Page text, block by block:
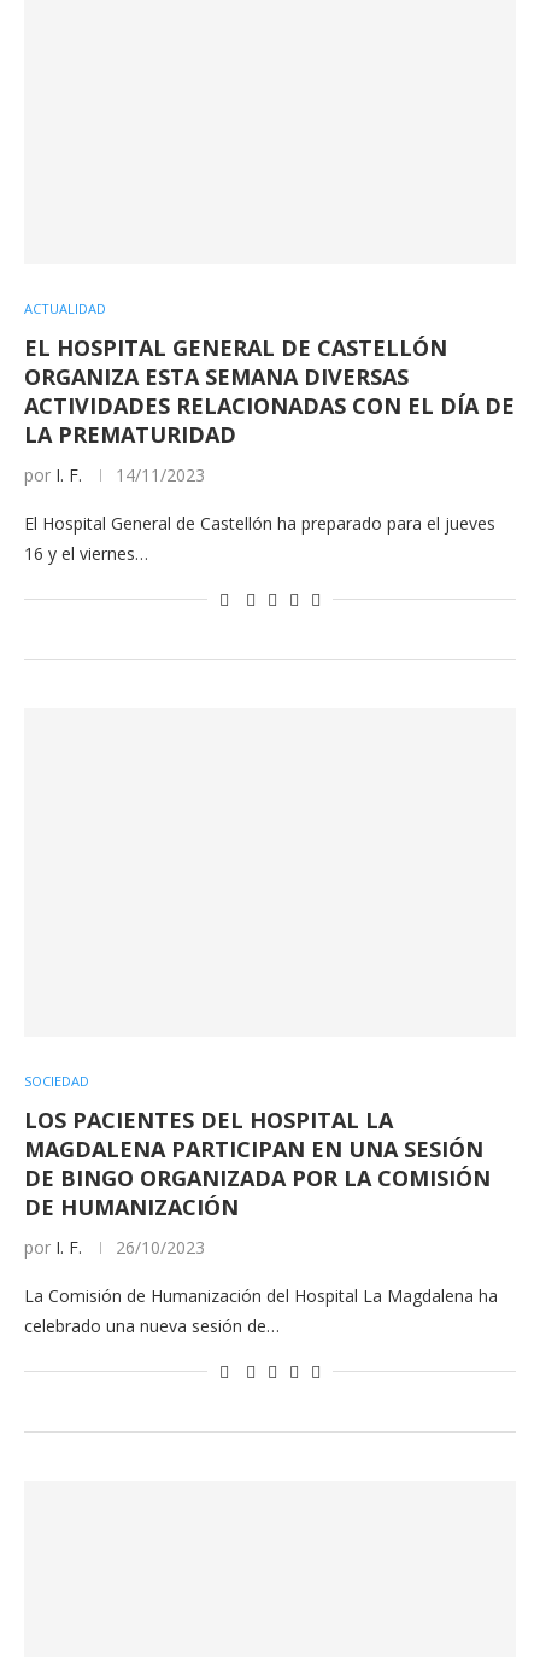
ACTUALIDAD
EL HOSPITAL GENERAL DE CASTELLÓN
ORGANIZA ESTA SEMANA DIVERSAS
ACTIVIDADES RELACIONADAS CON EL DÍA DE
LA PREMATURIDAD
por I. F. 14/11/2023
El Hospital General de Castellón ha preparado para el jueves
16 y el viernes…
SOCIEDAD
LOS PACIENTES DEL HOSPITAL LA
MAGDALENA PARTICIPAN EN UNA SESIÓN
DE BINGO ORGANIZADA POR LA COMISIÓN
DE HUMANIZACIÓN
por I. F. 26/10/2023
La Comisión de Humanización del Hospital La Magdalena ha
celebrado una nueva sesión de…